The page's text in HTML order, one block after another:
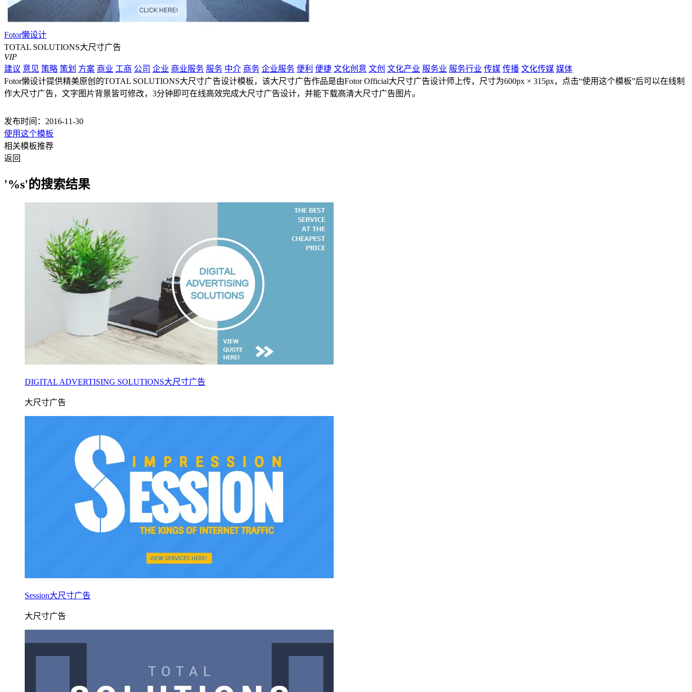
Fotor懒设计
TOTAL SOLUTIONS大尺寸广告
VIP
建议 意见 策略 策划 方案 商业 工商 公司 企业 商业服务 服务 中介 商务 企业服务 便利 便捷 文化创意 文创 文化产业 服务业 服务行业 传媒 传播 文化传媒 媒体
Fotor懒设计提供精美原创的TOTAL SOLUTIONS大尺寸广告设计模板，该大尺寸广告作品是由Fotor Official大尺寸广告设计师上传，尺寸为600px × 315px，点击“使用这个模板”后可以在线制
作大尺寸广告，文字图片背景皆可修改，3分钟即可在线高效完成大尺寸广告设计，并能下载高清大尺寸广告图片。
发布时间：2016-11-30
使用这个模板
相关模板推荐
返回
'%s'的搜索结果
DIGITAL ADVERTISING SOLUTIONS大尺寸广告
大尺寸广告
Session大尺寸广告
大尺寸广告